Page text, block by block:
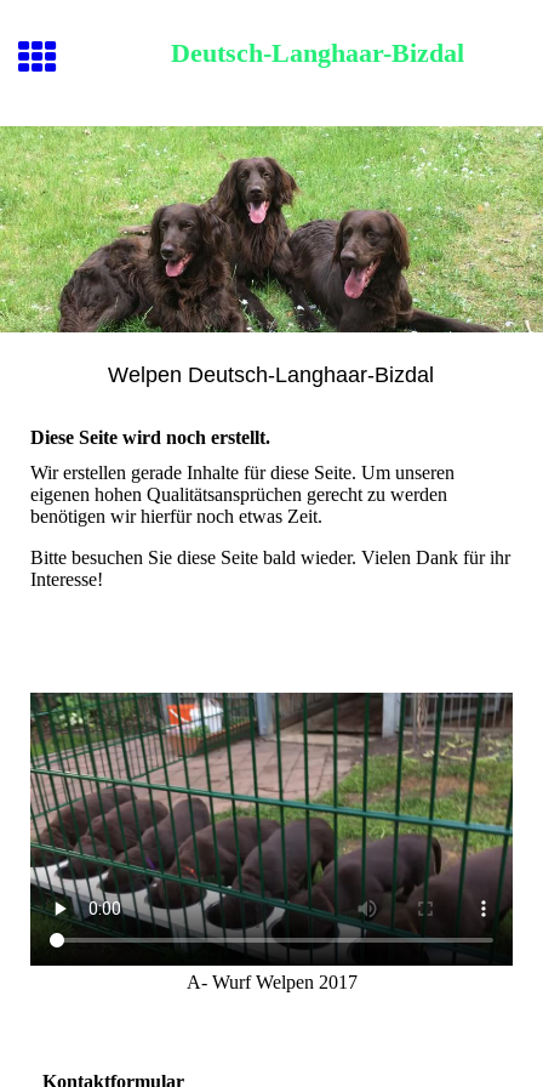
Deutsch-Langhaar-Bizdal
Welpen Deutsch-Langhaar-Bizdal
Diese Seite wird noch erstellt.
Wir erstellen gerade Inhalte für diese Seite. Um unseren
eigenen hohen Qualitätsansprüchen gerecht zu werden
benötigen wir hierfür noch etwas Zeit.
Bitte besuchen Sie diese Seite bald wieder. Vielen Dank für ihr
Interesse!
A- Wurf Welpen 2017
Kontaktformular